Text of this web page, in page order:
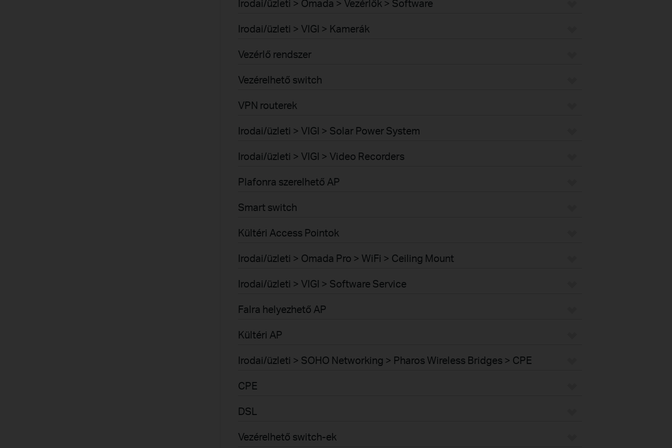
Irodai/üzleti > Omada > Vezérlők > Software
Irodai/üzleti > VIGI > Kamerák
Vezérlő rendszer
Vezérelhető switch
VPN routerek
Irodai/üzleti > VIGI > Solar Power System
Irodai/üzleti > VIGI > Video Recorders
Plafonra szerelhető AP
Smart switch
Kültéri Access Pointok
Irodai/üzleti > Omada Pro > WiFi > Ceiling Mount
Irodai/üzleti > VIGI > Software Service
Falra helyezhető AP
Kültéri AP
Irodai/üzleti > SOHO Networking > Pharos Wireless Bridges > CPE
CPE
DSL
Vezérelhető switch-ek